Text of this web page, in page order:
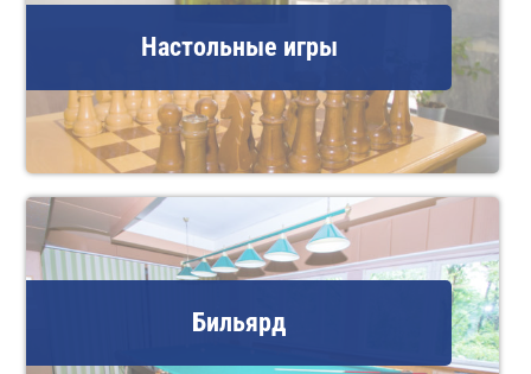
Настольные игры
Бильярд